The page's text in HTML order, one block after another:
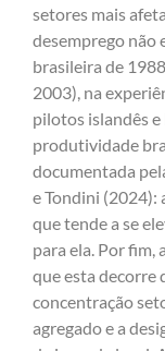
setores mais
desemprego não
brasileira de
2003), na
pilotos islandês
produtividade
documentada
e Tondini (2024):
que tende a se
para ela. Por fim,
que esta decorre
concentração
agregado e a